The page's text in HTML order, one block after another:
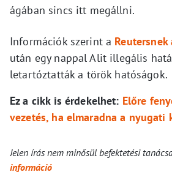
ágában sincs itt megállni.
Információk szerint a
után egy nappal Alit illegális
letartóztatták a török hatóságok.
Ez a cikk is érdekelhet: Előre
vezetés, ha elmaradna a nyugati
Jelen írás nem minősül befektetési
információ